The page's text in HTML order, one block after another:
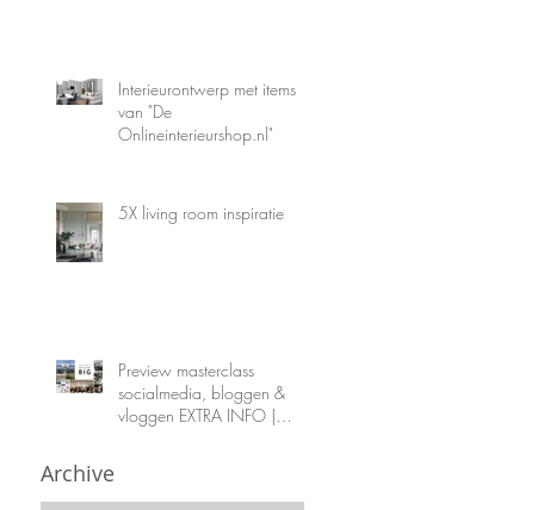
Interieurontwerp met items
van "De
Onlineinterieurshop.nl"
5X living room inspiratie
Preview masterclass
socialmedia, bloggen &
vloggen EXTRA INFO |
Archive